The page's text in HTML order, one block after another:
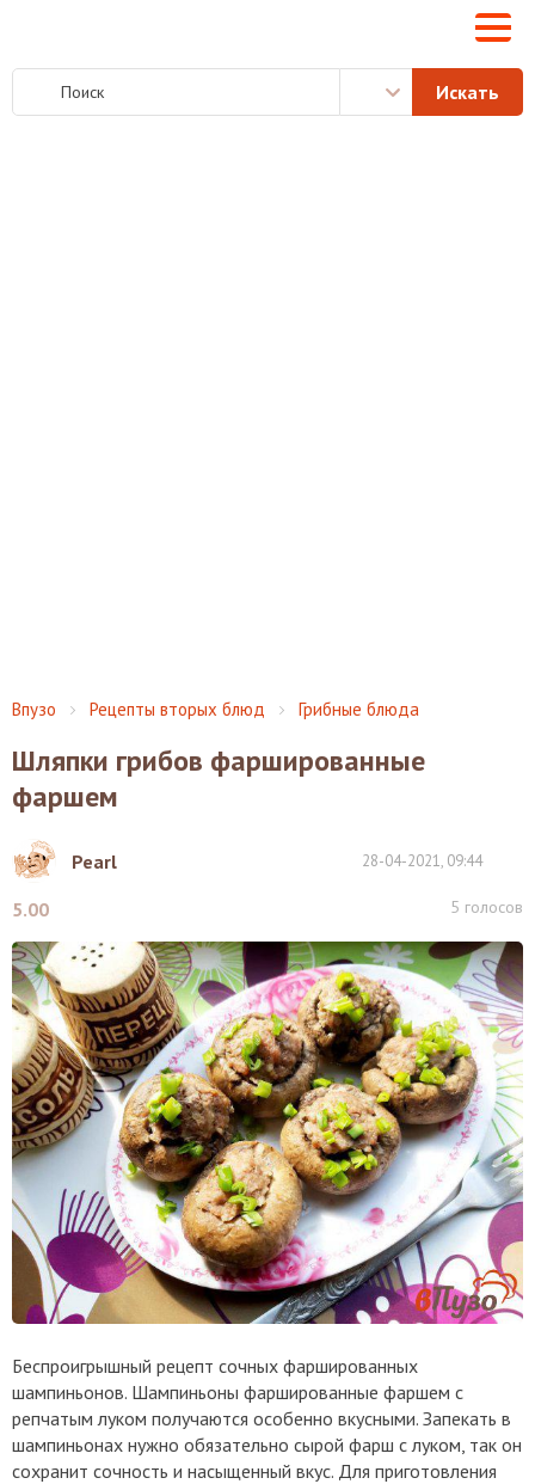
Впузо Рецепты вторых блюд Грибные блюда
Шляпки грибов фаршированные
фаршем
Pearl 28-04-2021, 09:44
5.00 5 голосов
Беспроигрышный рецепт сочных фаршированных
шампиньонов. Шампиньоны фаршированные фаршем с
репчатым луком получаются особенно вкусными. Запекать в
шампиньонах нужно обязательно сырой фарш с луком, так он
сохранит сочность и насыщенный вкус. Для приготовления